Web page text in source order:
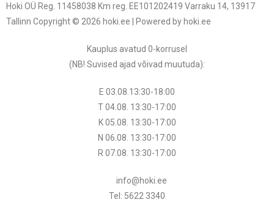
Hoki OÜ Reg. 11458038 Km reg. EE101202419 Varraku 14, 13917
Tallinn Copyright © 2026 hoki.ee | Powered by hoki.ee
Kauplus avatud 0-korrusel
(NB! Suvised ajad võivad muutuda):
E 03.08.13:30-18:00
T 04.08. 13:30-17:00
K 05.08. 13:30-17:00
N 06.08. 13:30-17:00
R 07.08. 13:30-17:00
info@hoki.ee
Tel: 5622 3340